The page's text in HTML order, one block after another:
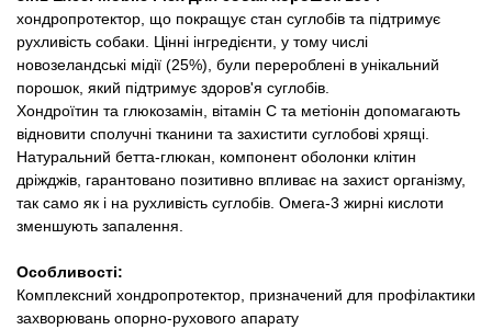
хондропротектор, що покращує стан суглобів та підтримує
рухливість собаки. Цінні інгредієнти, у тому числі
новозеландські мідії (25%), були перероблені в унікальний
порошок, який підтримує здоров'я суглобів.
Хондроїтин та глюкозамін, вітамін С та метіонін допомагають
відновити сполучні тканини та захистити суглобові хрящі.
Натуральний бетта-глюкан, компонент оболонки клітин
дріжджів, гарантовано позитивно впливає на захист організму,
так само як і на рухливість суглобів. Омега-3 жирні кислоти
зменшують запалення.
Особливості:
Комплексний хондропротектор, призначений для профілактики
захворювань опорно-рухового апарату
Товари для гризунів
Товари для коней
Товари для людей
Хозряд - господарчі товари оптом
Популярні зоотовари